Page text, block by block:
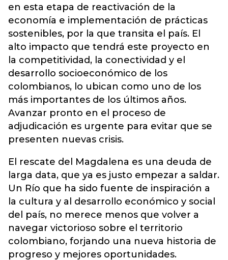
en esta etapa de reactivación de la
economía e implementación de prácticas
sostenibles, por la que transita el país. El
alto impacto que tendrá este proyecto en
la competitividad, la conectividad y el
desarrollo socioeconómico de los
colombianos, lo ubican como uno de los
más importantes de los últimos años.
Avanzar pronto en el proceso de
adjudicación es urgente para evitar que se
presenten nuevas crisis.
El rescate del Magdalena es una deuda de
larga data, que ya es justo empezar a saldar.
Un Río que ha sido fuente de inspiración a
la cultura y al desarrollo económico y social
del país, no merece menos que volver a
navegar victorioso sobre el territorio
colombiano, forjando una nueva historia de
progreso y mejores oportunidades.